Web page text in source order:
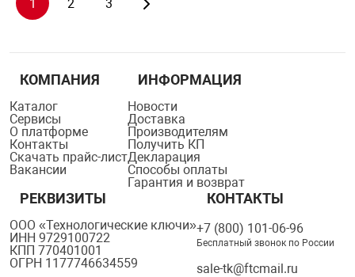
1 2 3
КОМПАНИЯ
Каталог
Сервисы
О платформе
Контакты
Скачать прайс-лист
Вакансии
ИНФОРМАЦИЯ
Новости
Доставка
Производителям
Получить КП
Декларация
Способы оплаты
Гарантия и возврат
РЕКВИЗИТЫ
ООО «Технологические ключи»
ИНН 9729100722
КПП 770401001
ОГРН 1177746634559
КОНТАКТЫ
+7 (800) 101-06-96
Бесплатный звонок по России
sale-tk@ftcmail.ru